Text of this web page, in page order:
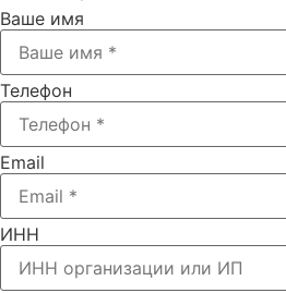
Ваше имя
Телефон
Email
ИНН